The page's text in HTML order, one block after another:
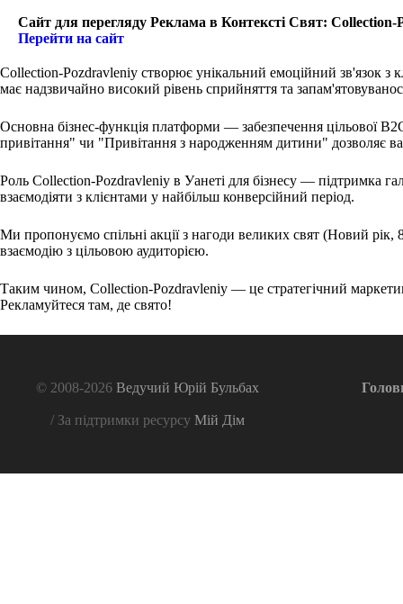
Сайт для перегляду Реклама в Контексті Свят:
Перейти на сайт
Collection-Pozdravleniy створює унікальний емоційний зв'язок з
має надзвичайно високий рівень сприйняття та
Основна бізнес-функція платформи — забезпечення цільової
привітання" чи "Привітання з народженням дитини" дозволяє
Роль Collection-Pozdravleniy в Уанеті для бізнесу — підтримка
взаємодіяти з клієнтами у найбільш конверсійний період.
Ми пропонуємо спільні акції з нагоди великих свят (Новий
взаємодію з цільовою аудиторією.
Таким чином, Collection-Pozdravleniy — це стратегічний
Рекламуйтеся там, де свято!
© 2008-2026 Ведучий Юрій Бульбах
/ За підтримки ресурсу Мій Дім